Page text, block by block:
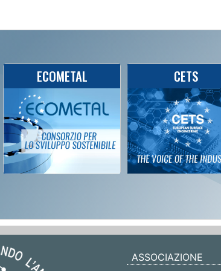
ECOMETAL CETS
ASSOCIAZIONE